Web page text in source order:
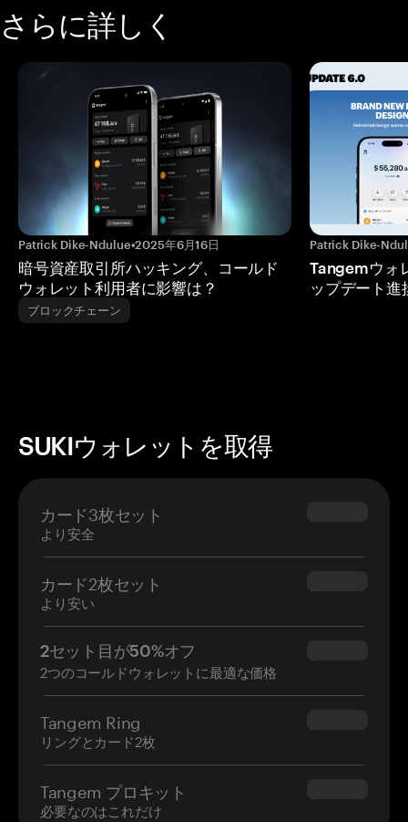
さらに詳しく
Patrick Dike-Ndulue•2025年6月16日
暗号資産取引所ハッキング、コールド
ウォレット利用者に影響は？
ブロックチェーン
Patrick Dike-
Tangemウォ
ップデート進
SUKIウォレットを取得
カード3枚セット
より安全
$69.90
カード2枚セット
より安い
$54.90
2セット目が50%オフ
2つのコールドウォレットに最適な価格
$34.95
Tangem Ring
リングとカード2枚
$160.00
Tangem プロキット
必要なのはこれだけ
$180.00